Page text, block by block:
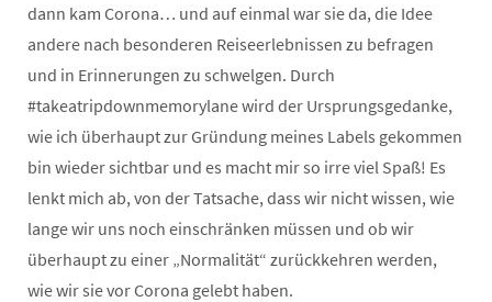
dann kam Corona… und auf einmal war sie da, die Idee
andere nach besonderen Reiseerlebnissen zu befragen
und in Erinnerungen zu schwelgen. Durch
#takeatripdownmemorylane wird der Ursprungsgedanke,
wie ich überhaupt zur Gründung meines Labels gekommen
bin wieder sichtbar und es macht mir so irre viel Spaß! Es
lenkt mich ab, von der Tatsache, dass wir nicht wissen, wie
lange wir uns noch einschränken müssen und ob wir
überhaupt zu einer „Normalität“ zurückkehren werden,
wie wir sie vor Corona gelebt haben.